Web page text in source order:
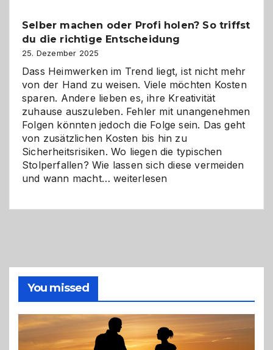
Herausforderungen
und
Zukunft
Selber machen oder Profi holen? So triffst
du die richtige Entscheidung
25. Dezember 2025
Dass Heimwerken im Trend liegt, ist nicht mehr
von der Hand zu weisen. Viele möchten Kosten
sparen. Andere lieben es, ihre Kreativität
zuhause auszuleben. Fehler mit unangenehmen
Folgen könnten jedoch die Folge sein. Das geht
von zusätzlichen Kosten bis hin zu
Sicherheitsrisiken. Wo liegen die typischen
Stolperfallen? Wie lassen sich diese vermeiden
und wann macht…Selber
du
richtige
Entscheidung
weiterlesen
You missed